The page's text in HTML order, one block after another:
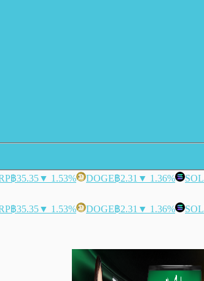
฿35.35▼ 1.53% DOGE฿2.31 ▼ 1.36% SOL
฿35.35▼ 1.53% DOGE฿2.31 ▼ 1.36% SOL